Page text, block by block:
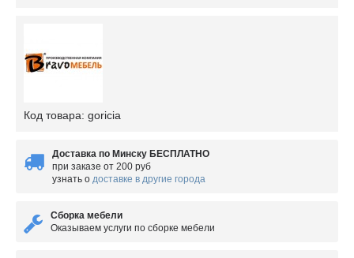
Код товара: goricia
Доставка по Минску БЕСПЛАТНО
при заказе от 200 руб
узнать о доставке в другие города
Сборка мебели
Оказываем услуги по сборке мебели